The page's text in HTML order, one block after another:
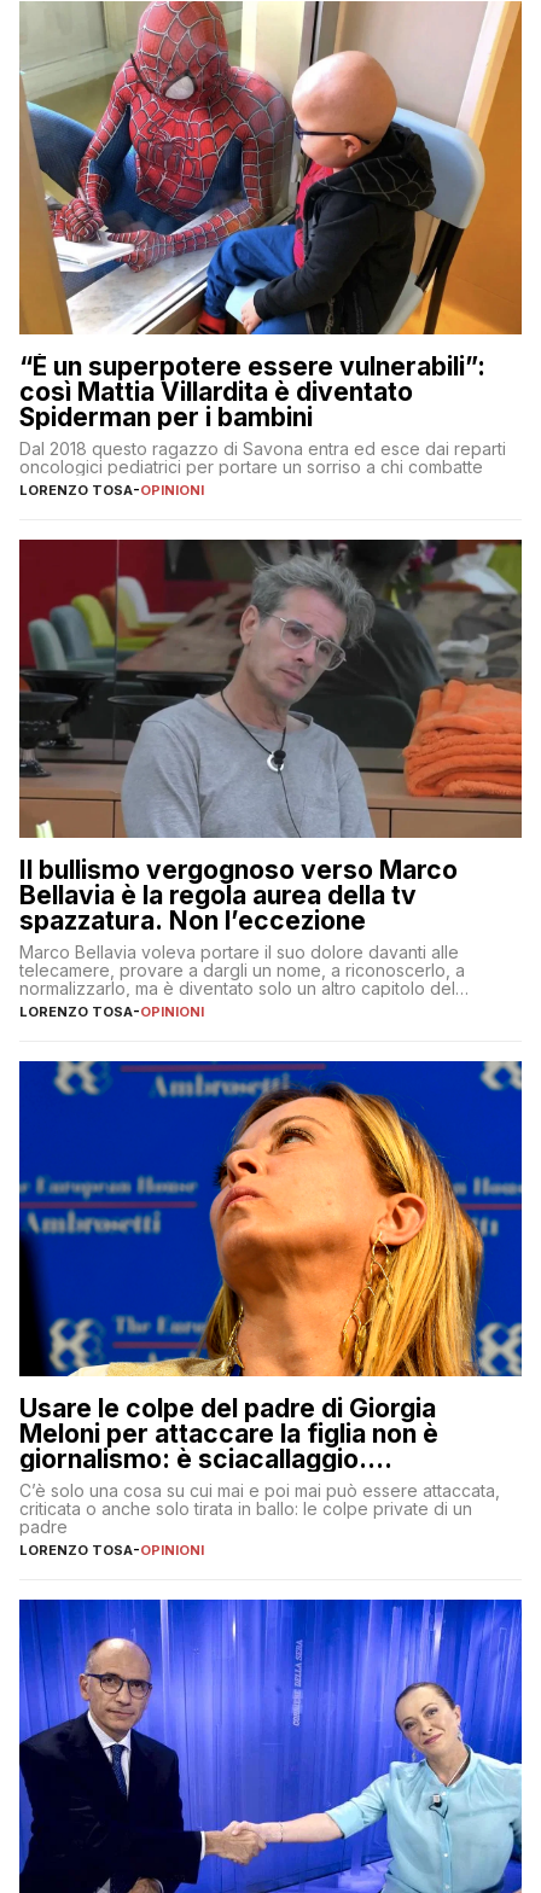
“È un superpotere essere vulnerabili”:
così Mattia Villardita è diventato
Spiderman per i bambini
Dal 2018 questo ragazzo di Savona entra ed esce dai reparti
oncologici pediatrici per portare un sorriso a chi combatte
LORENZO TOSA-OPINIONI
Il bullismo vergognoso verso Marco
Bellavia è la regola aurea della tv
spazzatura. Non l’eccezione
Marco Bellavia voleva portare il suo dolore davanti alle
telecamere, provare a dargli un nome, a riconoscerlo, a
normalizzarlo, ma è diventato solo un altro capitolo del
copione
LORENZO TOSA-OPINIONI
Usare le colpe del padre di Giorgia
Meloni per attaccare la figlia non è
giornalismo: è sciacallaggio.
Dimostriamo di essere diversi
C’è solo una cosa su cui mai e poi mai può essere attaccata,
criticata o anche solo tirata in ballo: le colpe private di un
padre
LORENZO TOSA-OPINIONI